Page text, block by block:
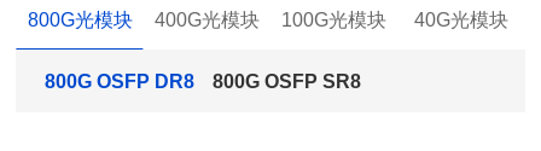
800G光模块 400G光模块 100G光模块 40G光模块
800G OSFP DR8 800G OSFP SR8